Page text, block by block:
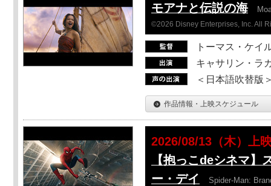
モアナと伝説の海
©2026 Disney Enterprises, Inc. All
トーマス・ケイ
キャサリン・ラ
＜日本語吹替版
作品情報・上映スケジュール
2026/08/13（木）上
【抱っこdeシネマ】
ー・デイ
Spider-Man: